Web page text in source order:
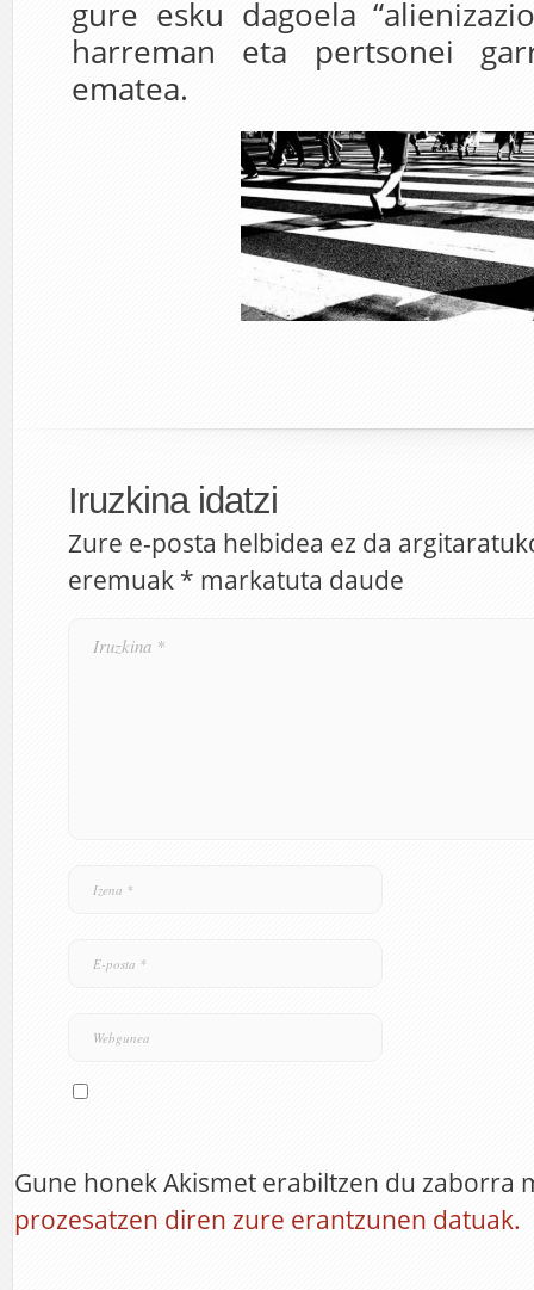
gure esku dagoela
harreman eta pertsonei
ematea.
Iruzkina idatzi
Zure e-posta helbidea ez da
eremuak * markatuta daude
Gune honek Akismet erabiltzen du zaborra
prozesatzen diren zure erantzunen datuak.